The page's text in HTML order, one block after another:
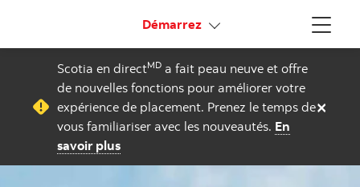
Menu
Démarrez Liens connexes
Scotia en directMD a fait peau neuve et offre
de nouvelles fonctions pour améliorer votre
expérience de placement. Prenez le temps de
vous familiariser avec les nouveautés. En
savoir plus
×